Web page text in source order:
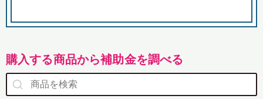
購入する商品から補助金を調べる